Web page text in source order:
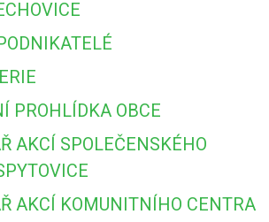
PROHLÍDKA OBCE
AKCÍ SPOLEČENSKÉHO
AKCÍ KOMUNITNÍHO CENTRA